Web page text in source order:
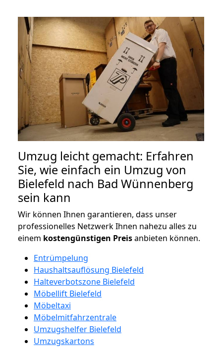
Umzug leicht gemacht: Erfahren
Sie, wie einfach ein Umzug von
Bielefeld nach Bad Wünnenberg
sein kann
Wir können Ihnen garantieren, dass unser
professionelles Netzwerk Ihnen nahezu alles zu
einem kostengünstigen Preisanbieten können.
Entrümpelung
Haushaltsauflösung Bielefeld
Halteverbotszone Bielefeld
Möbellift Bielefeld
Möbeltaxi
Möbelmitfahrzentrale
Umzugshelfer Bielefeld
Umzugskartons